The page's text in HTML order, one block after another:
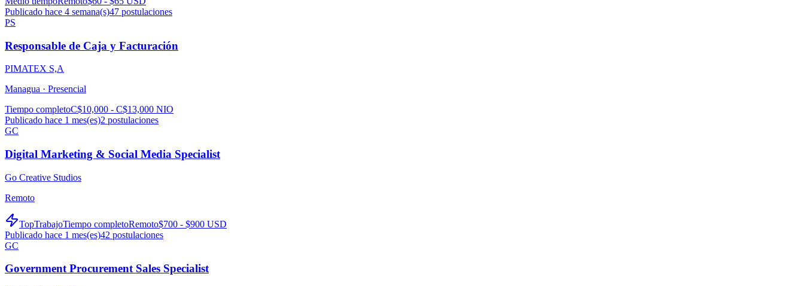
Publicado hace 4 semana(s)47 postulaciones
PS
Responsable de Caja y Facturación
PIMATEX S,A
Managua · Presencial
Tiempo completoC$10,000 - C$13,000 NIO
Publicado hace 1 mes(es)2 postulaciones
GC
Digital Marketing & Social Media Specialist
Go Creative Studios
Remoto
TopTrabajoTiempo completoRemoto$700 - $900 USD
Publicado hace 1 mes(es)42 postulaciones
GC
Government Procurement Sales Specialist